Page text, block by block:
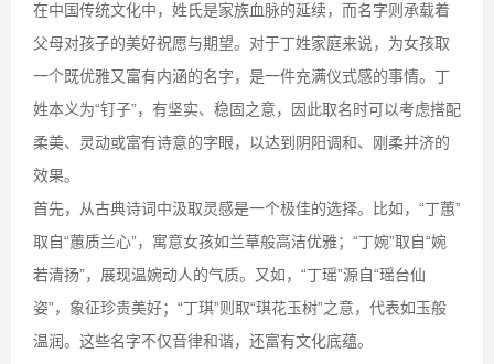
在中国传统文化中，姓氏是家族血脉的延续，而名字则承载着
父母对孩子的美好祝愿与期望。对于丁姓家庭来说，为女孩取
一个既优雅又富有内涵的名字，是一件充满仪式感的事情。丁
姓本义为“钉子”，有坚实、稳固之意，因此取名时可以考虑搭配
柔美、灵动或富有诗意的字眼，以达到阴阳调和、刚柔并济的
效果。
首先，从古典诗词中汲取灵感是一个极佳的选择。比如，“丁蕙”
取自“蕙质兰心”，寓意女孩如兰草般高洁优雅；“丁婉”取自“婉
若清扬”，展现温婉动人的气质。又如，“丁瑶”源自“瑶台仙
姿”，象征珍贵美好；“丁琪”则取“琪花玉树”之意，代表如玉般
温润。这些名字不仅音律和谐，还富有文化底蕴。